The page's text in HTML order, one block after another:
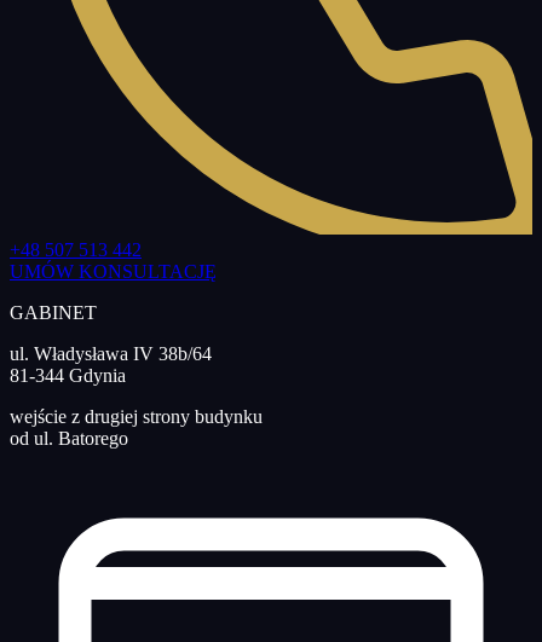
+48 507 513 442
UMÓW KONSULTACJĘ
GABINET
ul. Władysława IV 38b/64
81-344 Gdynia
wejście z drugiej strony budynku
od ul. Batorego